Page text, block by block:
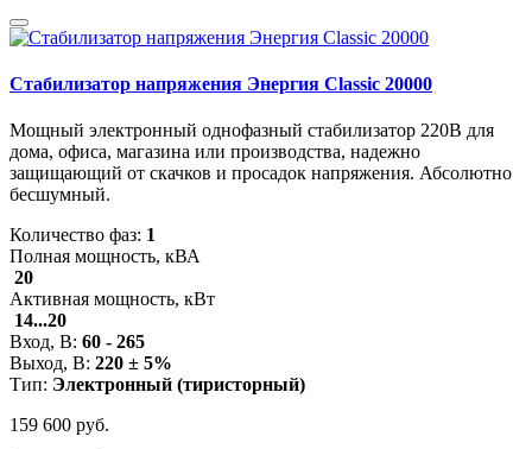
Стабилизатор напряжения Энергия Classic 20000
Мощный электронный однофазный стабилизатор 220В для
дома, офиса, магазина или производства, надежно
защищающий от скачков и просадок напряжения. Абсолютно
бесшумный.
Количество фаз: 1
Полная мощность, кВА
20
Активная мощность, кВт
14...20
Вход, В: 60 - 265
Выход, В: 220 ± 5%
Тип: Электронный (тиристорный)
159 600 руб.